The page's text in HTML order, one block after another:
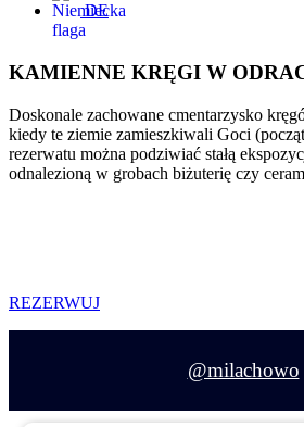
DE
KAMIENNE KRĘGI W
Doskonale zachowane cmentarzysko
kiedy te ziemie zamieszkiwali Goci
rezerwatu można podziwiać stałą
odnalezioną w grobach biżuterię czy
REZERWUJ
@milachowo